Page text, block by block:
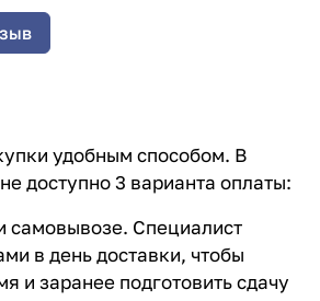
удобным способом. В
доступно 3 варианта оплаты:
самовывозе. Специалист
в день доставки, чтобы
и заранее подготовить сдачу